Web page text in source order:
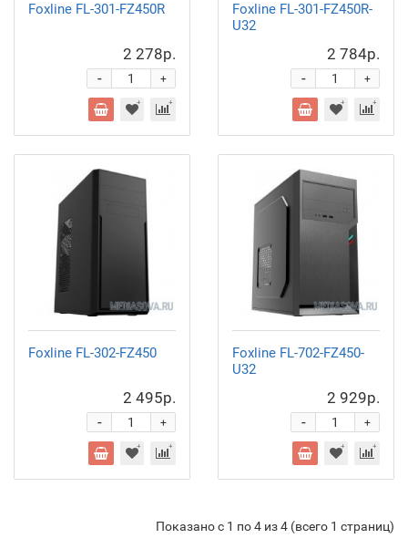
Foxline FL-301-FZ450R
2 278р.
+
-
Foxline FL-301-FZ450R-
U32
2 784р.
+
-
Foxline FL-302-FZ450
2 495р.
+
-
Foxline FL-702-FZ450-
U32
2 929р.
+
-
Показано с 1 по 4 из 4 (всего 1 страниц)